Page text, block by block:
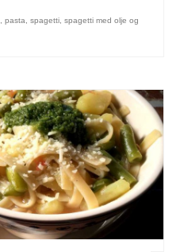
, pasta, spagetti, spagetti med olje og